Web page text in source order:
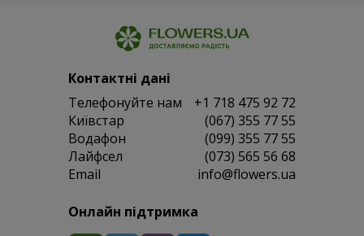
Контактні дані
Телефонуйте нам
+1 718 475 92 72
Київстар
(067) 355 77 55
Водафон
(099) 355 77 55
Лайфсел
(073) 565 56 68
Email
info@flowers.ua
Онлайн підтримка